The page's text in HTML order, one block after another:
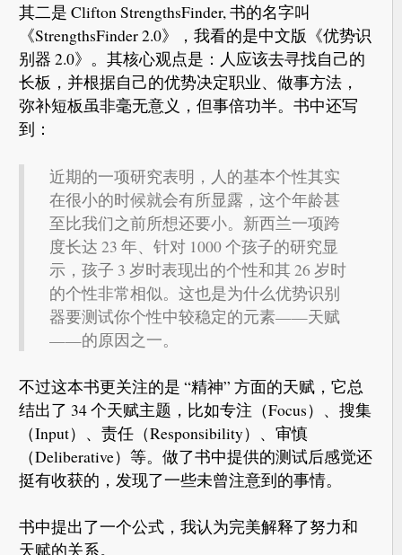
其二是 Clifton StrengthsFinder, 书的名字叫
《StrengthsFinder 2.0》，我看的是中文版《优势识
别器 2.0》。其核心观点是：人应该去寻找自己的
长板，并根据自己的优势决定职业、做事方法，
弥补短板虽非毫无意义，但事倍功半。书中还写
到：
近期的一项研究表明，人的基本个性其实
在很小的时候就会有所显露，这个年龄甚
至比我们之前所想还要小。新西兰一项跨
度长达 23 年、针对 1000 个孩子的研究显
示，孩子 3 岁时表现出的个性和其 26 岁时
的个性非常相似。这也是为什么优势识别
器要测试你个性中较稳定的元素——天赋
——的原因之一。
不过这本书更关注的是 “精神” 方面的天赋，它总
结出了 34 个天赋主题，比如专注（Focus）、搜集
（Input）、责任（Responsibility）、审慎
（Deliberative）等。做了书中提供的测试后感觉还
挺有收获的，发现了一些未曾注意到的事情。
书中提出了一个公式，我认为完美解释了努力和
天赋的关系。